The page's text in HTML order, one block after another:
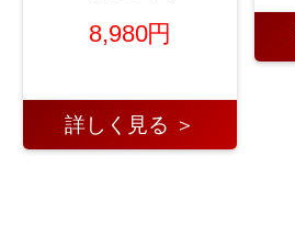
8,980円
詳しく見る ＞